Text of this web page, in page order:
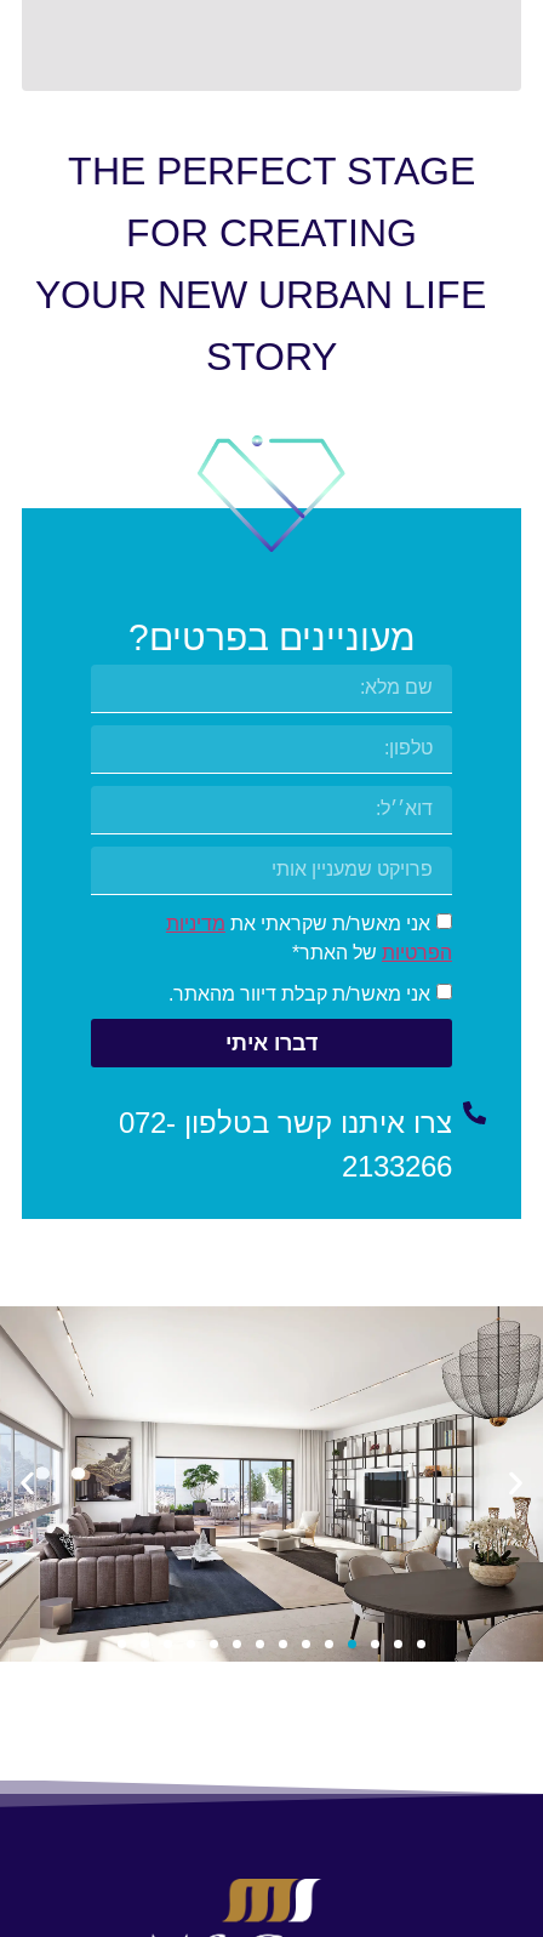
THE PERFECT STAGE
FOR CREATING
YOUR NEW URBAN LIFE
STORY
מעוניינים בפרטים?
אני מאשר/ת שקראתי את מדיניות
הפרטיות של האתר*
אני מאשר/ת קבלת דיוור מהאתר.
דברו איתי
צרו איתנו קשר בטלפון 072-
2133266